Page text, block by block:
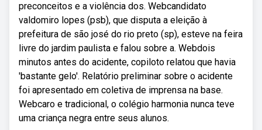
preconceitos e a violência dos. Webcandidato
valdomiro lopes (psb), que disputa a eleição à
prefeitura de são josé do rio preto (sp), esteve na feira
livre do jardim paulista e falou sobre a. Webdois
minutos antes do acidente, copiloto relatou que havia
'bastante gelo'. Relatório preliminar sobre o acidente
foi apresentado em coletiva de imprensa na base.
Webcaro e tradicional, o colégio harmonia nunca teve
uma criança negra entre seus alunos.